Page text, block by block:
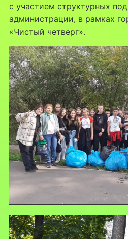
с участием структурных
администрации, в рамках
«Чистый четверг».